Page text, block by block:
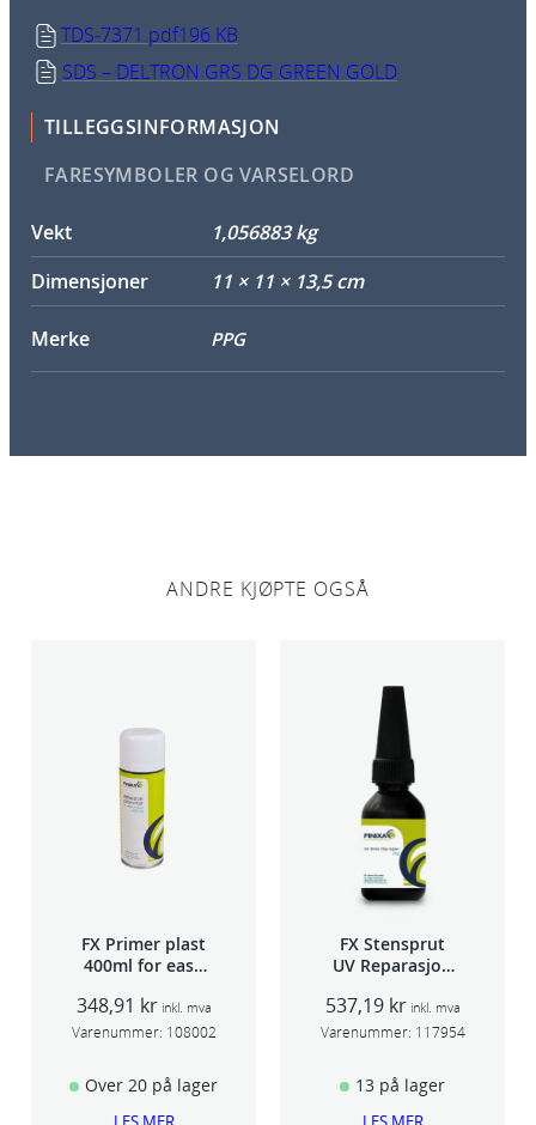
TDS-7371.pdf196 KB
SDS – DELTRON GRS DG GREEN GOLD
TILLEGGSINFORMASJON
FARESYMBOLER OG VARSELORD
Vekt
1,056883 kg
Dimensjoner
11 × 11 × 13,5 cm
Merke PPG
ANDRE KJØPTE OGSÅ
FX Primer plast
400ml for easy
TSP 030
348,91 kr inkl. mva
Varenummer: 108002
Over 20 på lager
FX Stensprut
UV Reparasjon
537,19 kr inkl. mva
Varenummer: 117954
13 på lager